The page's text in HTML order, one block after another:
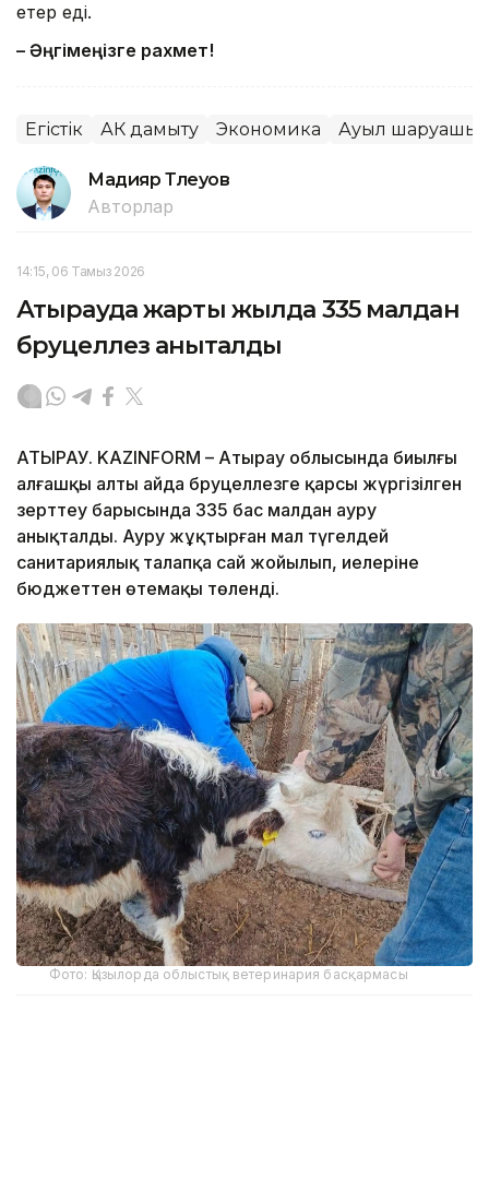
етер еді.
– Әңгімеңізге рахмет!
Егістік АӨК дамыту Экономика Ауыл
Мадияр Төлеуов
Авторлар
14:15, 06 Тамыз 2026
Атырауда жарты жылда 335 малдан
бруцеллез анықталды
АТЫРАУ. KAZINFORM – Атырау облысында биылғы
алғашқы алты айда бруцеллезге қарсы жүргізілген
зерттеу барысында 335 бас малдан ауру
анықталды. Ауру жұқтырған мал түгелдей
санитариялық талапқа сай жойылып, иелеріне
бюджеттен өтемақы төленді.
Фото: Қызылорда облыстық ветеринария басқармасы